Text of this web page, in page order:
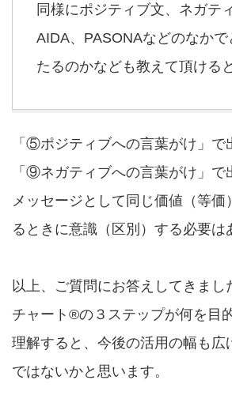
同様にポジティブ文、ネガテ
AIDA、PASONAなどのなかで
たるのかなども教えて頂ける
「⑤ポジティブへの言葉がけ」で
「⑨ネガティブへの言葉がけ」で
メッセージとして同じ価値（等価
るときに意識（区別）する必要は
以上、ご質問にお答えしてきまし
チャート®の３ステップが何を目
理解すると、今後の活用の幅も広
ではないかと思います。